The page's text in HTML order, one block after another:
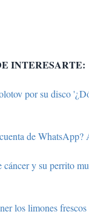
INTERESARTE:
por su disco
de WhatsApp?
y su perrito
los limones